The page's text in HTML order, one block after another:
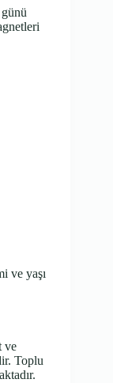
ve yaşı
ve
Toplu